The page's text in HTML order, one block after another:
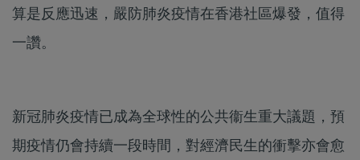
算是反應迅速，嚴防肺炎疫情在香港社區爆發，值得
一讚。
新冠肺炎疫情已成為全球性的公共衞生重大議題，預
期疫情仍會持續一段時間，對經濟民生的衝擊亦會愈